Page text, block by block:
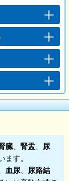
臓 腎盂
尿
す。
血尿
尿路結